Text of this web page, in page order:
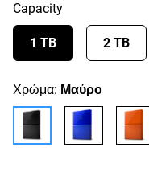
Capacity
1 TB 2 TB
Χρώμα: Μαύρο